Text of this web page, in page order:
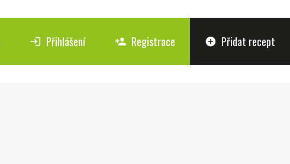
login Přihlášení person_add Registrace add_circle Přidat recept